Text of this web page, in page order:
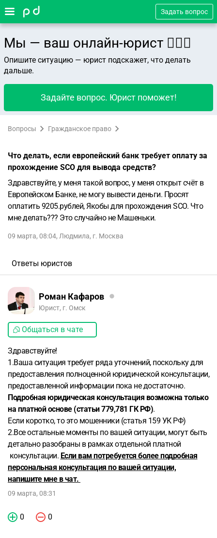
Задать вопрос
Мы — ваш онлайн-юрист 👨🏻‍⚖️
Опишите ситуацию — юрист подскажет, что делать
дальше.
Задайте вопрос. Юрист поможет!
Вопросы Гражданское право
Что делать, если европейский банк требует оплату за
прохождение SCO для вывода средств?
Здравствуйте, у меня такой вопрос, у меня открыт счёт в
Европейском Банке, не могу вывести деньги. Просят
оплатить 9205.рублей, Якобы для прохождения SCO. Что
мне делать??? Это случайно не Машеньки.
09 марта, 08:04, Людмила, г. Москва
Ответы юристов
Роман Кафаров
Юрист, г. Омск
Общаться в чате
Здравствуйте!
1.Ваша ситуация требует ряда уточнений, поскольку для
предоставления полноценной юридической консультации,
предоставленной информации пока не достаточно.
Подробная юридическая консультация возможна только
на платной основе (статьи 779,781 ГК РФ).
Если коротко, то это мошенники (статья 159 УК РФ)
2.Все остальные моменты по вашей ситуации, могут быть
детально разобраны в рамках отдельной платной
консультации. Если вам потребуется более подробная
персональная консультация по вашей ситуации,
напишите мне в чат.
09 марта, 08:31
0 0